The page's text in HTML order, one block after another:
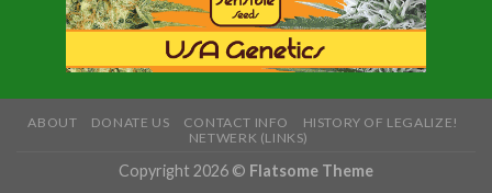
ABOUT DONATE US CONTACT INFO
HISTORY OF LEGALIZE!
NETWERK (LINKS)
Copyright 2026 © Flatsome Theme